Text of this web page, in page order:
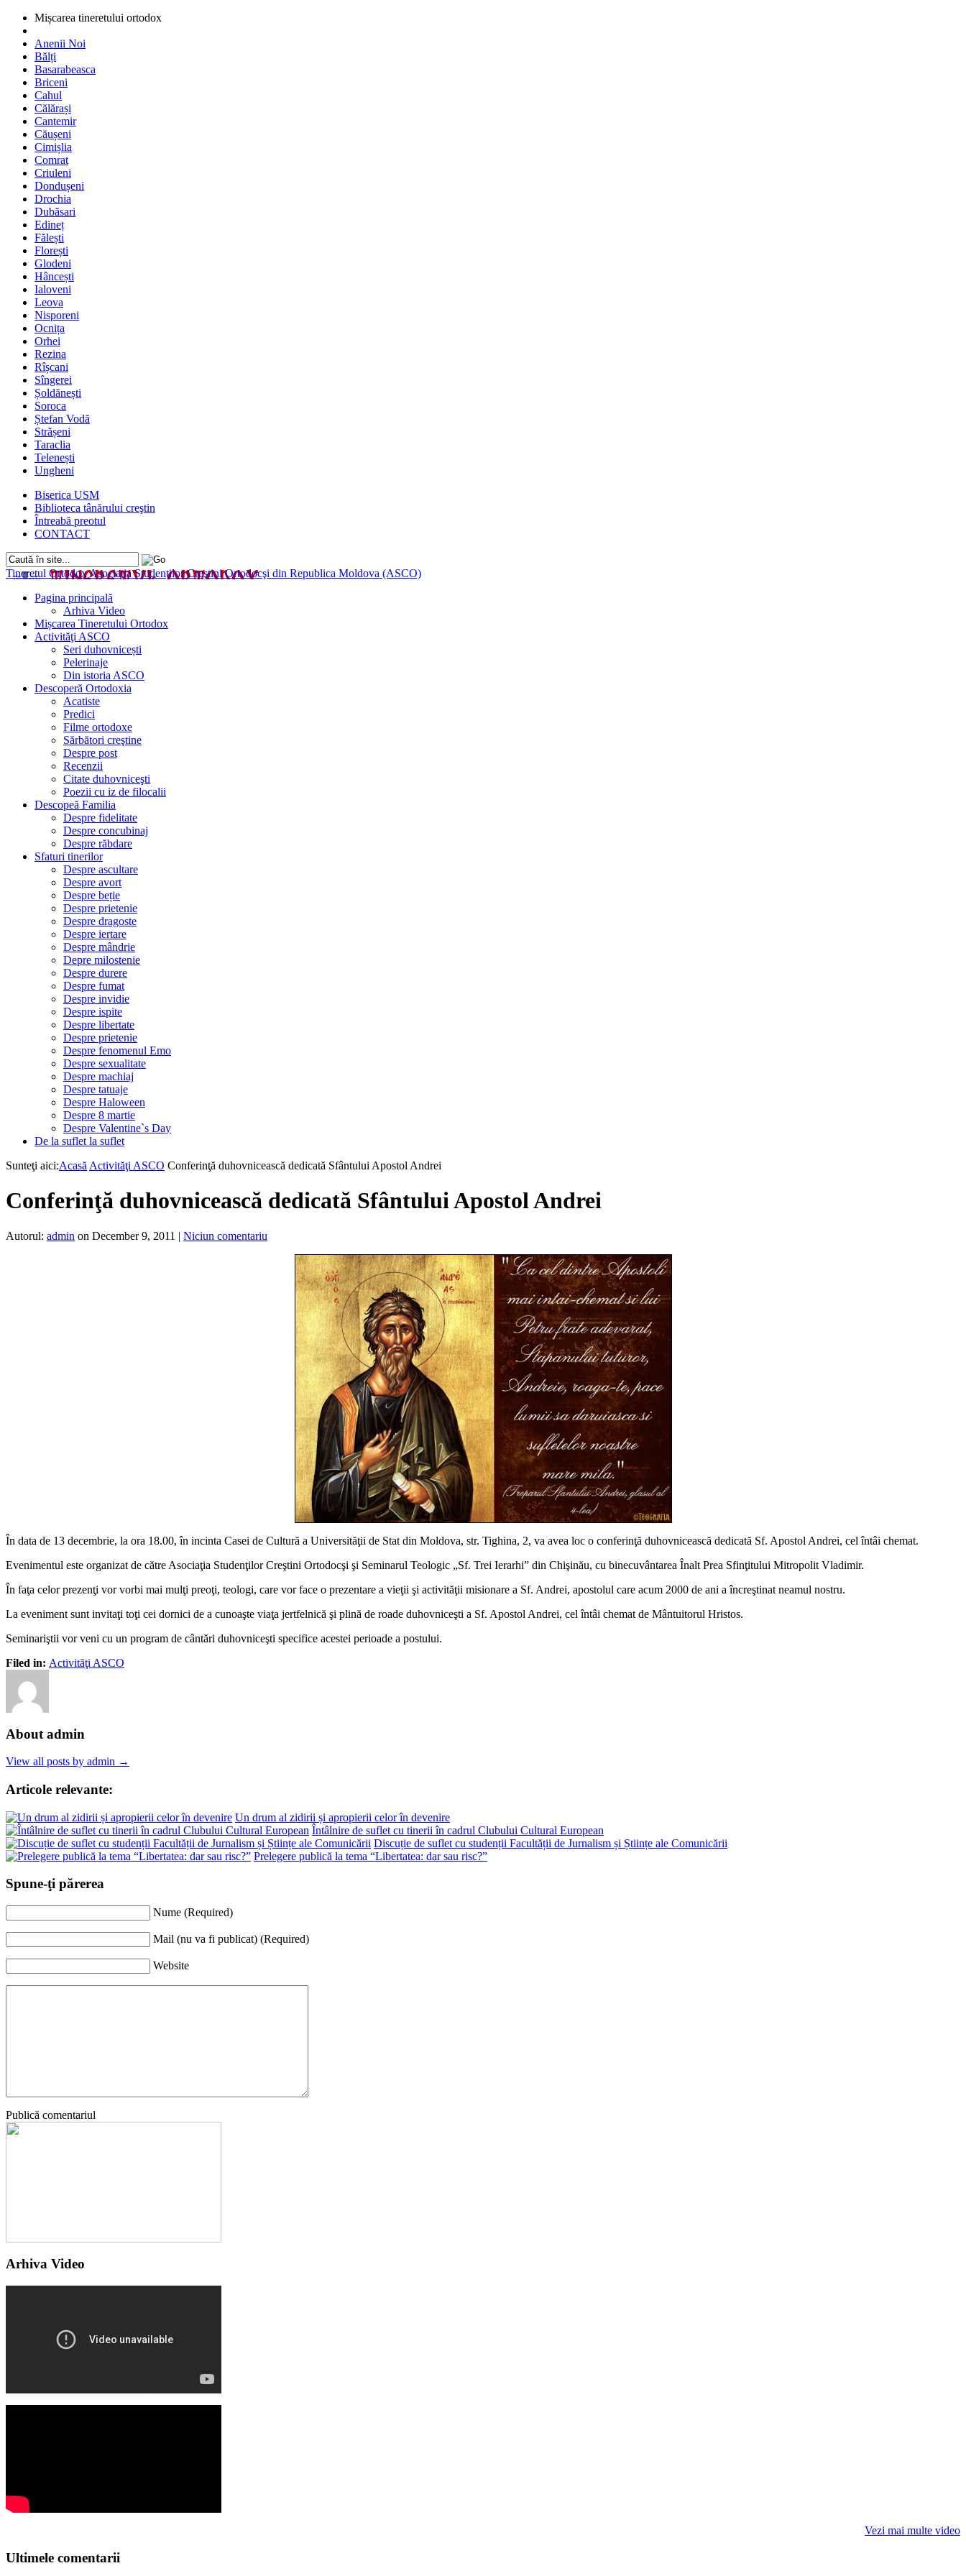
Mișcarea tineretului ortodox
Anenii Noi
Bălți
Basarabeasca
Briceni
Cahul
Călărași
Cantemir
Căușeni
Cimișlia
Comrat
Criuleni
Dondușeni
Drochia
Dubăsari
Edineț
Fălești
Florești
Glodeni
Hâncești
Ialoveni
Leova
Nisporeni
Ocnița
Orhei
Rezina
Rîșcani
Sîngerei
Șoldănești
Soroca
Ștefan Vodă
Strășeni
Taraclia
Telenești
Ungheni
Biserica USM
Biblioteca tânărului creştin
Întreabă preotul
CONTACT
Tineretul OrtodoxAsociaţia Studenţilor Creştini Ortodocşi din Republica Moldova (ASCO)
Pagina principală
Arhiva Video
Mișcarea Tineretului Ortodox
Activităţi ASCO
Seri duhovnicești
Pelerinaje
Din istoria ASCO
Descoperă Ortodoxia
Acatiste
Predici
Filme ortodoxe
Sărbători creştine
Despre post
Recenzii
Citate duhovniceşti
Poezii cu iz de filocalii
Descopeă Familia
Despre fidelitate
Despre concubinaj
Despre răbdare
Sfaturi tinerilor
Despre ascultare
Despre avort
Despre beție
Despre prietenie
Despre dragoste
Despre iertare
Despre mândrie
Depre milostenie
Despre durere
Despre fumat
Despre invidie
Despre ispite
Despre libertate
Despre prietenie
Despre fenomenul Emo
Despre sexualitate
Despre machiaj
Despre tatuaje
Despre Haloween
Despre 8 martie
Despre Valentine`s Day
De la suflet la suflet
Sunteţi aici:Acasă Activităţi ASCO Conferinţă duhovnicească dedicată Sfântului Apostol Andrei
Conferinţă duhovnicească dedicată Sfântului Apostol Andrei
Autorul: admin on December 9, 2011 | Niciun comentariu
În data de 13 decembrie, la ora 18.00, în incinta Casei de Cultură a Universităţii de Stat din Moldova, str. Tighina, 2, va avea loc o conferinţă duhovnicească dedicată Sf. Apostol Andrei, cel întâi chemat.
Evenimentul este organizat de către Asociaţia Studenţilor Creştini Ortodocşi şi Seminarul Teologic „Sf. Trei Ierarhi” din Chişinău, cu binecuvântarea Înalt Prea Sfinţitului Mitropolit Vladimir.
În faţa celor prezenţi vor vorbi mai mulţi preoţi, teologi, care vor face o prezentare a vieţii şi activităţii misionare a Sf. Andrei, apostolul care acum 2000 de ani a încreştinat neamul nostru.
La eveniment sunt invitaţi toţi cei dornici de a cunoaşte viaţa jertfelnică şi plină de roade duhovniceşti a Sf. Apostol Andrei, cel întâi chemat de Mântuitorul Hristos.
Seminariştii vor veni cu un program de cântări duhovniceşti specifice acestei perioade a postului.
Filed in: Activităţi ASCO
About admin
View all posts by admin →
Articole relevante:
Un drum al zidirii și apropierii celor în devenire
Întâlnire de suflet cu tinerii în cadrul Clubului Cultural European
Discuție de suflet cu studenții Facultății de Jurnalism și Științe ale Comunicării
Prelegere publică la tema “Libertatea: dar sau risc?”
Spune-ţi părerea
Nume (Required)
Mail (nu va fi publicat) (Required)
Website
Publică comentariul
Arhiva Video
Vezi mai multe video
Ultimele comentarii